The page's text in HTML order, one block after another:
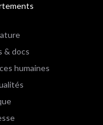
& docs
humaines